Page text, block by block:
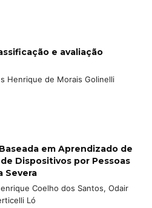
e avaliação
Henrique de Morais Golinelli
em Aprendizado de
Dispositivos por Pessoas
Severa
Coelho dos Santos, Odair
Ló